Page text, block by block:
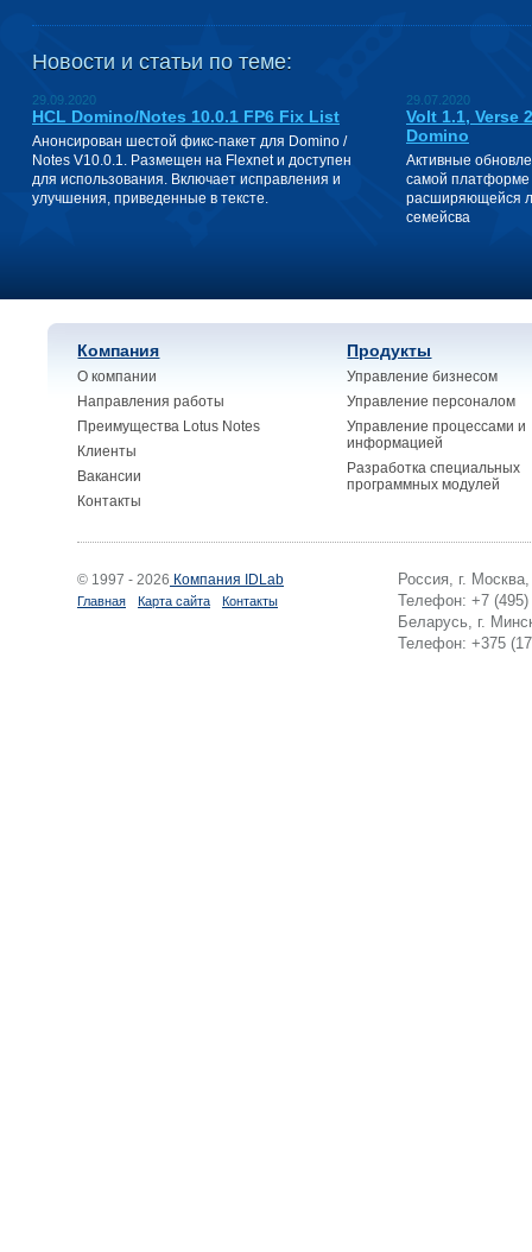
Новости и статьи по теме:
29.09.2020
HCL Domino/Notes 10.0.1 FP6 Fix List
Анонсирован шестой фикс-пакет для Domino /
Notes V10.0.1. Размещен на Flexnet и доступен
для использования. Включает исправления и
улучшения, приведенные в тексте.
29.07.2020
Volt 1.1, Verse
Domino
Активные
самой платформе
расширяющейся
семейсва
Компания
О компании
Направления работы
Преимущества Lotus Notes
Клиенты
Вакансии
Контакты
Продукты
Управление бизнесом
Управление персоналом
Управление процессами и
информацией
Разработка специальных
программных модулей
© 1997 - 2026 Компания IDLab
Главная Карта сайта Контакты
Россия, г.
Телефон: +7 (495)
Беларусь, г.
Телефон: +375